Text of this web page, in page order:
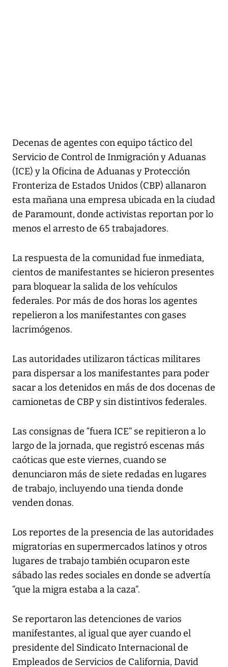
Decenas de agentes con equipo táctico del
Servicio de Control de Inmigración y Aduanas
(ICE) y la Oficina de Aduanas y Protección
Fronteriza de Estados Unidos (CBP) allanaron
esta mañana una empresa ubicada en la ciudad
de Paramount, donde activistas reportan por lo
menos el arresto de 65 trabajadores.
La respuesta de la comunidad fue inmediata,
cientos de manifestantes se hicieron presentes
para bloquear la salida de los vehículos
federales. Por más de dos horas los agentes
repelieron a los manifestantes con gases
lacrimógenos.
Las autoridades utilizaron tácticas militares
para dispersar a los manifestantes para poder
sacar a los detenidos en más de dos docenas de
camionetas de CBP y sin distintivos federales.
Las consignas de “fuera ICE” se repitieron a lo
largo de la jornada, que registró escenas más
caóticas que este viernes, cuando se
denunciaron más de siete redadas en lugares
de trabajo, incluyendo una tienda donde
venden donas.
Los reportes de la presencia de las autoridades
migratorias en supermercados latinos y otros
lugares de trabajo también ocuparon este
sábado las redes sociales en donde se advertía
“que la migra estaba a la caza”.
Se reportaron las detenciones de varios
manifestantes, al igual que ayer cuando el
presidente del Sindicato Internacional de
Empleados de Servicios de California, David